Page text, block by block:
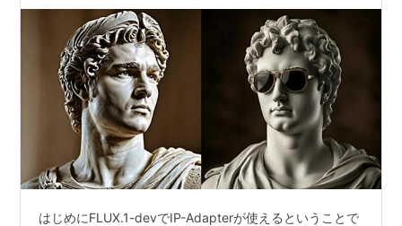
はじめにFLUX.1-devでIP-Adapterが使えるということで